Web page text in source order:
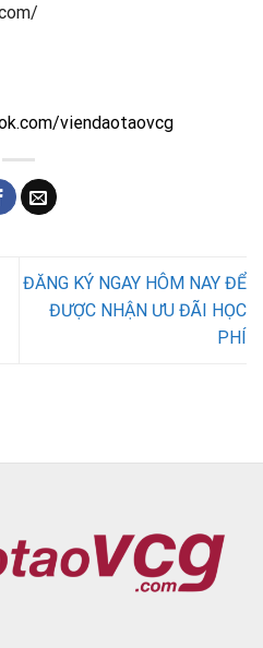
viendaotaovcg
ĐĂNG KÝ NGAY HÔM NAY ĐỂ
ĐƯỢC NHẬN ƯU ĐÃI HỌC
PHÍ